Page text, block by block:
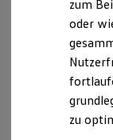
Leasing
Besitzer &
Montag-
Den zweiten
geschlossen!
zum
oder
zu